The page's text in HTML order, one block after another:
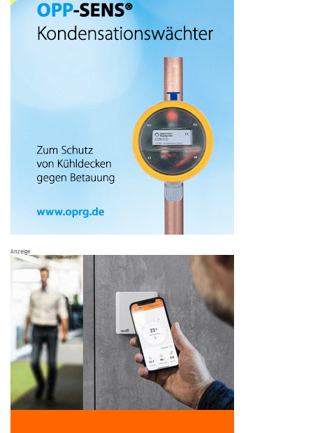
Anzeige